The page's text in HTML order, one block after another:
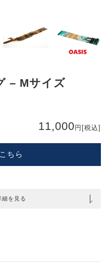
– Mサイズ
11,000 円 [税込]
ちら
細を見る